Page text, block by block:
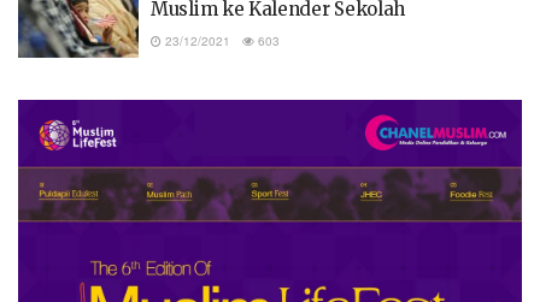
Muslim ke Kalender Sekolah
23/12/2021 603